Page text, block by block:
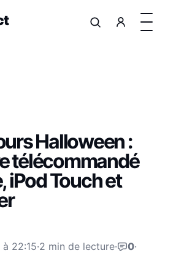
Halloween :
télécommandé
iPod Touch et
22:15·2 min de lecture· 0·